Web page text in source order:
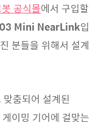
공식몰에서 구입할
Mini NearLink입
분들을 위해서 설계
춤되어 설계된
이밍 기어에 걸맞는